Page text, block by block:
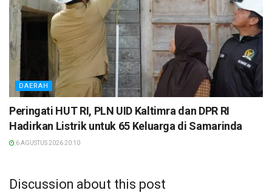
DAERAH
Peringati HUT RI, PLN UID Kaltimra dan DPR RI
Hadirkan Listrik untuk 65 Keluarga di Samarinda
6 AGUSTUS 2026 20:10
Discussion about this post